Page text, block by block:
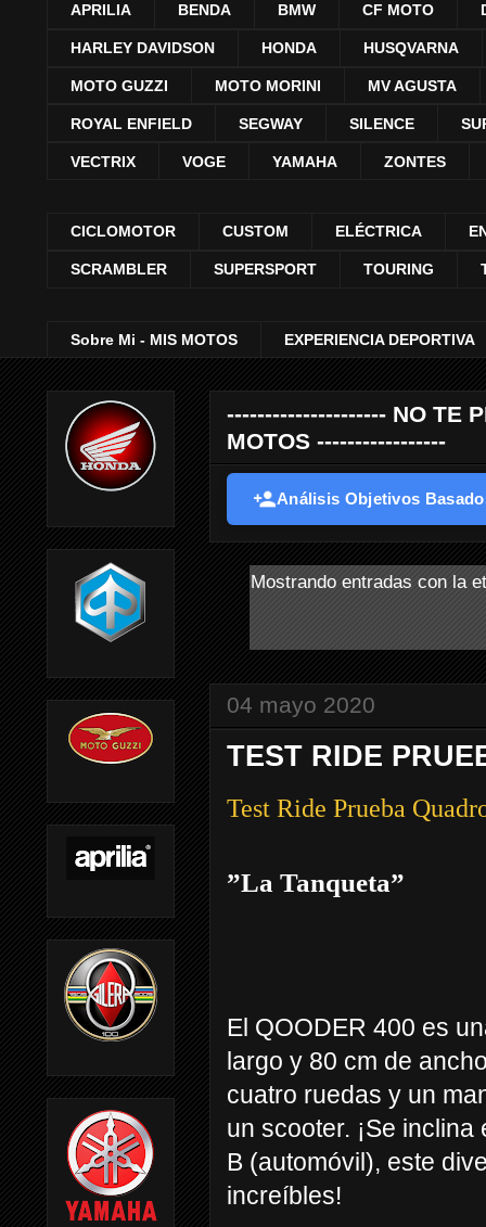
APRILIA BENDA BMW CF MOTO
HARLEY DAVIDSON HONDA HUSQVARNA
MOTO GUZZI MOTO MORINI MV AGUSTA
ROYAL ENFIELD SEGWAY SILENCE
VECTRIX VOGE YAMAHA ZONTES
CICLOMOTOR CUSTOM ELÉCTRICA
SCRAMBLER SUPERSPORT TOURING
Sobre Mi - MIS MOTOS EXPERIENCIA DEPORTIVA
--------------------- NO TE
MOTOS -----------------
Análisis Objetivos
Mostrando entradas con la
04 mayo 2020
TEST RIDE
Test Ride Prueba
”La Tanqueta”
El QOODER 400 es
largo y 80 cm de
cuatro ruedas y un
un scooter. ¡Se
B (automóvil), este
increíbles!